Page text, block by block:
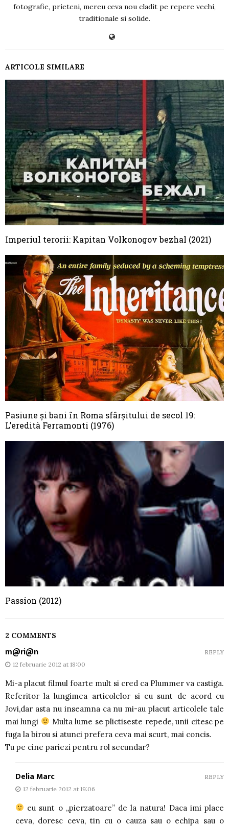
fotografie, prieteni, mereu ceva nou cladit pe repere vechi,
traditionale si solide.
ARTICOLE SIMILARE
Imperiul terorii: Kapitan Volkonogov bezhal (2021)
Pasiune și bani în Roma sfârșitului de secol 19:
L’eredità Ferramonti (1976)
Passion (2012)
2 COMMENTS
m@ri@n
12 februarie 2012 at 18:00
Mi-a placut filmul foarte mult si cred ca Plummer va castiga.
Referitor la lungimea articolelor si eu sunt de acord cu
Jovi,dar asta nu inseamna ca nu mi-au placut articolele tale
mai lungi
Multa lume se plictiseste repede, unii citesc pe
fuga la birou si atunci prefera ceva mai scurt, mai concis.
Tu pe cine pariezi pentru rol secundar?
REPLY
Delia Marc
12 februarie 2012 at 19:06
eu sunt o „pierzatoare” de la natura! Daca imi place
ceva, doresc ceva, tin cu o cauza sau o echipa sau o
REPLY